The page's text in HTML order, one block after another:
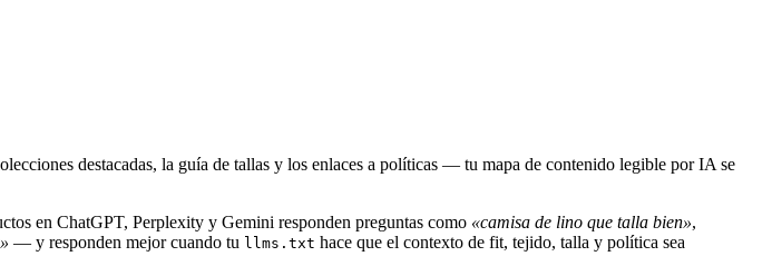
destacadas, la guía de tallas y los enlaces a políticas — tu mapa de contenido legible por IA se
en ChatGPT, Perplexity y Gemini responden preguntas como «camisa de lino que talla bien»,
— y responden mejor cuando tu llms.txt hace que el contexto de fit, tejido, talla y política sea